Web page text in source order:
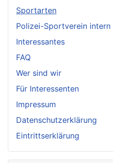
Sportarten
Polizei-Sportverein intern
Interessantes
FAQ
Wer sind wir
Für Interessenten
Impressum
Datenschutzerklärung
Eintrittserklärung